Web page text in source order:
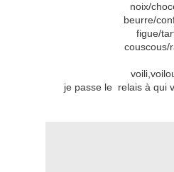
noix/
beurre/
figue/
couscous/
je passe le relais à qui